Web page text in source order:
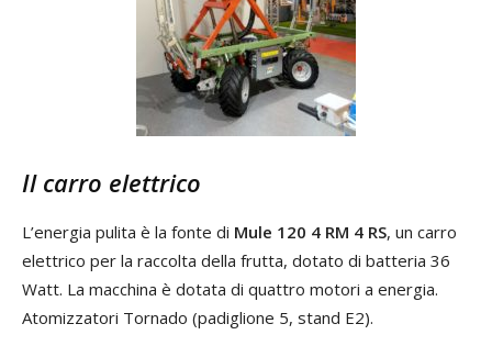
Il carro elettrico
L’energia pulita è la fonte di Mule 120 4 RM 4 RS, un carro
elettrico per la raccolta della frutta, dotato di batteria 36
Watt. La macchina è dotata di quattro motori a energia.
Atomizzatori Tornado (padiglione 5, stand E2).